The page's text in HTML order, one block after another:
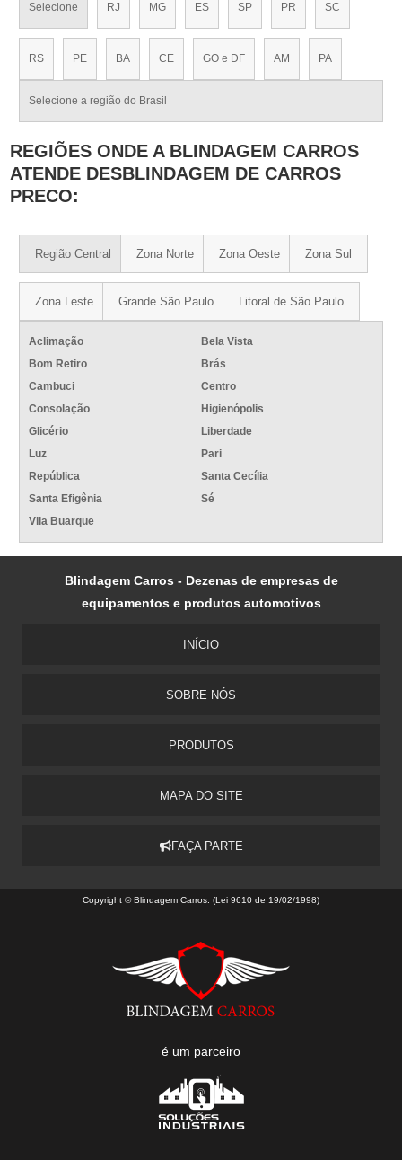
Selecione RJ MG ES SP PR SC
RS PE BA CE GO e DF AM PA
Selecione a região do Brasil
REGIÕES ONDE A BLINDAGEM CARROS
ATENDE DESBLINDAGEM DE CARROS
PRECO:
Região Central Zona Norte Zona Oeste Zona Sul
Zona Leste Grande São Paulo Litoral de São Paulo
Aclimação
Bela Vista
Bom Retiro
Brás
Cambuci
Centro
Consolação
Higienópolis
Glicério
Liberdade
Luz
Pari
República
Santa Cecília
Santa Efigênia
Sé
Vila Buarque
Blindagem Carros - Dezenas de empresas de
equipamentos e produtos automotivos
INÍCIO
SOBRE NÓS
PRODUTOS
MAPA DO SITE
FAÇA PARTE
Copyright © Blindagem Carros. (Lei 9610 de 19/02/1998)
é um parceiro